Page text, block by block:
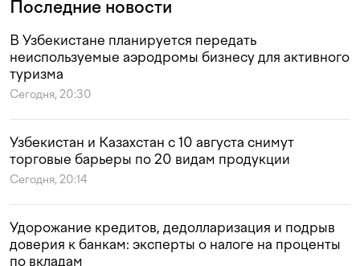
Последние новости
В Узбекистане планируется передать
неиспользуемые аэродромы бизнесу для активного
туризма
Сегодня, 20:30
Узбекистан и Казахстан с 10 августа снимут
торговые барьеры по 20 видам продукции
Сегодня, 20:14
Удорожание кредитов, дедолларизация и подрыв
доверия к банкам: эксперты о налоге на проценты
по вкладам